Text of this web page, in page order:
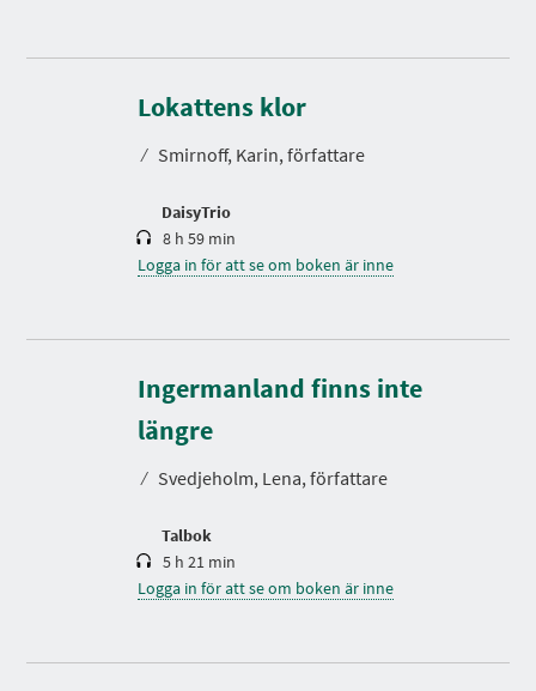
Lokattens klor
⁄ Smirnoff, Karin, författare
DaisyTrio
S
e
l
i
8 h 59 min
Logga in för att se om boken är inne
Ingermanland finns inte
längre
⁄ Svedjeholm, Lena, författare
Talbok
S
p
e
l
i
5 h 21 min
Logga in för att se om boken är inne
S